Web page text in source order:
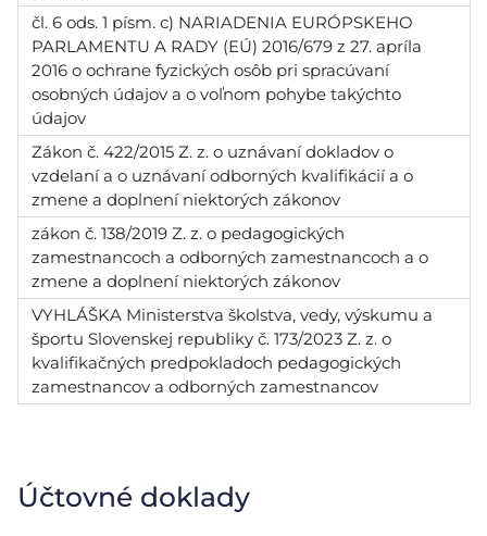
čl. 6 ods. 1 písm. c) NARIADENIA EURÓPSKEHO
PARLAMENTU A RADY (EÚ) 2016/679 z 27. apríla
2016 o ochrane fyzických osôb pri spracúvaní
osobných údajov a o voľnom pohybe takýchto
údajov
Zákon č. 422/2015 Z. z. o uznávaní dokladov o
vzdelaní a o uznávaní odborných kvalifikácií a o
zmene a doplnení niektorých zákonov
zákon č. 138/2019 Z. z. o pedagogických
zamestnancoch a odborných zamestnancoch a o
zmene a doplnení niektorých zákonov
VYHLÁŠKA Ministerstva školstva, vedy, výskumu a
športu Slovenskej republiky č. 173/2023 Z. z. o
kvalifikačných predpokladoch pedagogických
zamestnancov a odborných zamestnancov
Účtovné doklady